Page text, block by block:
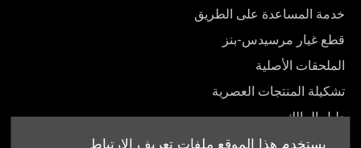
يستخدم هذا الموقع ملفات تعريف الارتباط
خدمة المساعدة على الطريق
قطع غيار مرسيدس-بنز
الملحقات الأصلية
تشكيلة المنتجات العصرية
دليل المالك